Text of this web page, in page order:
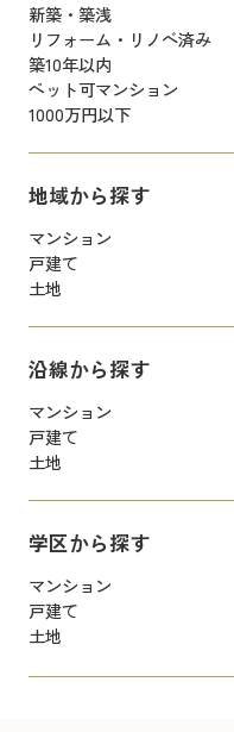
新築・築浅
リフォーム・リノベ済み
築10年以内
ペット可マンション
1000万円以下
地域から探す
マンション
戸建て
土地
沿線から探す
マンション
戸建て
土地
学区から探す
マンション
戸建て
土地